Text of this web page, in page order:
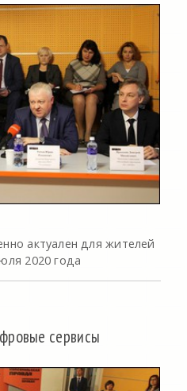
актуален для жителей
2020 года
сервисы